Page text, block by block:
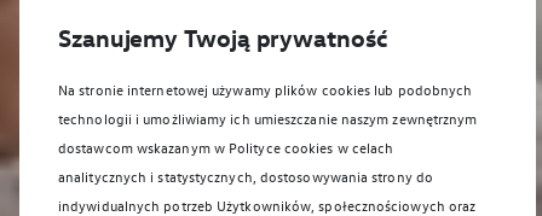
Szanujemy Twoją prywatność
Na stronie internetowej używamy plików cookies lub podobnych
technologii i umożliwiamy ich umieszczanie naszym zewnętrznym
dostawcom wskazanym w Polityce cookies w celach
analitycznych i statystycznych, dostosowywania strony do
indywidualnych potrzeb Użytkowników, społecznościowych oraz